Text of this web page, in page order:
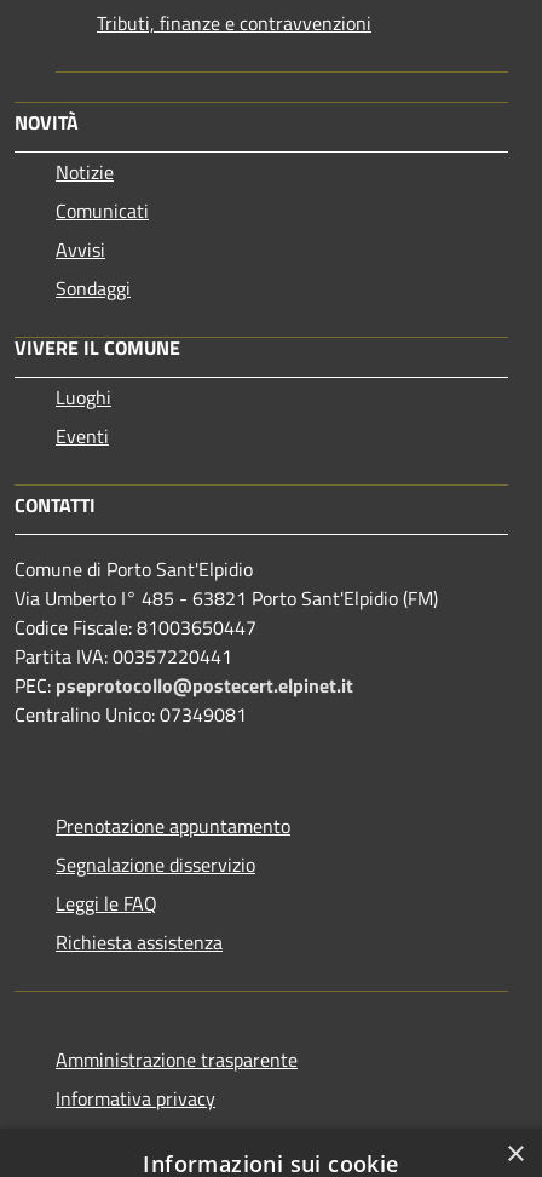
Tributi, finanze e contravvenzioni
NOVITÀ
Notizie
Comunicati
Avvisi
Sondaggi
VIVERE IL COMUNE
Luoghi
Eventi
CONTATTI
Comune di Porto Sant'Elpidio
Via Umberto I° 485 - 63821 Porto Sant'Elpidio (FM)
Codice Fiscale: 81003650447
Partita IVA: 00357220441
PEC: pseprotocollo@postecert.elpinet.it
Centralino Unico: 07349081
Prenotazione appuntamento
Segnalazione disservizio
Leggi le FAQ
Richiesta assistenza
Amministrazione trasparente
Informativa privacy
×
Informazioni sui cookie